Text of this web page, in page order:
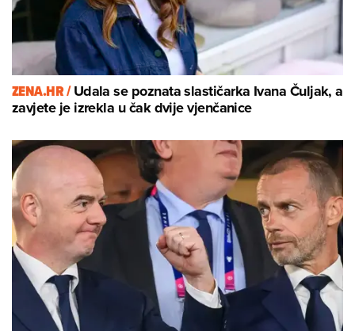
ZENA.HR /Udala se poznata slastičarka Ivana Čuljak, a
zavjete je izrekla u čak dvije vjenčanice